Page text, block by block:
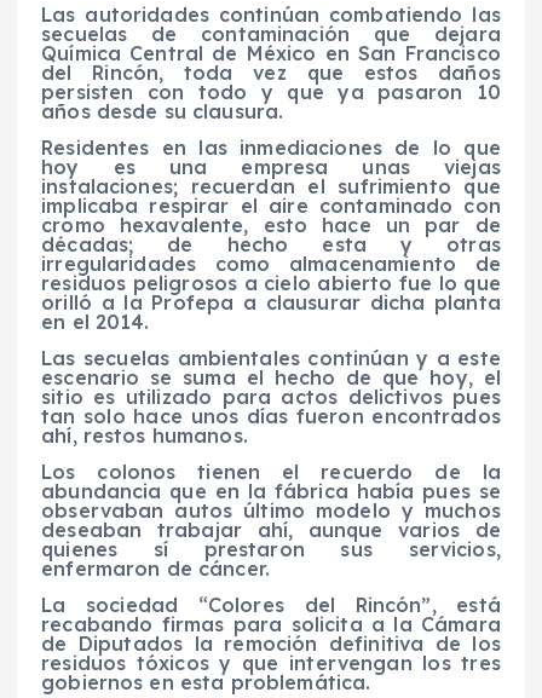
Las autoridades continúan combatiendo las
secuelas de contaminación que dejara
Química Central de México en San Francisco
del Rincón, toda vez que estos daños
persisten con todo y que ya pasaron 10
años desde su clausura.
Residentes en las inmediaciones de lo que
hoy es una empresa unas viejas
instalaciones; recuerdan el sufrimiento que
implicaba respirar el aire contaminado con
cromo hexavalente, esto hace un par de
décadas; de hecho esta y otras
irregularidades como almacenamiento de
residuos peligrosos a cielo abierto fue lo que
orilló a la Profepa a clausurar dicha planta
en el 2014.
Las secuelas ambientales continúan y a este
escenario se suma el hecho de que hoy, el
sitio es utilizado para actos delictivos pues
tan solo hace unos días fueron encontrados
ahí, restos humanos.
Los colonos tienen el recuerdo de la
abundancia que en la fábrica había pues se
observaban autos último modelo y muchos
deseaban trabajar ahí, aunque varios de
quienes sí prestaron sus servicios,
enfermaron de cáncer.
La sociedad “Colores del Rincón”, está
recabando firmas para solicita a la Cámara
de Diputados la remoción definitiva de los
residuos tóxicos y que intervengan los tres
gobiernos en esta problemática.